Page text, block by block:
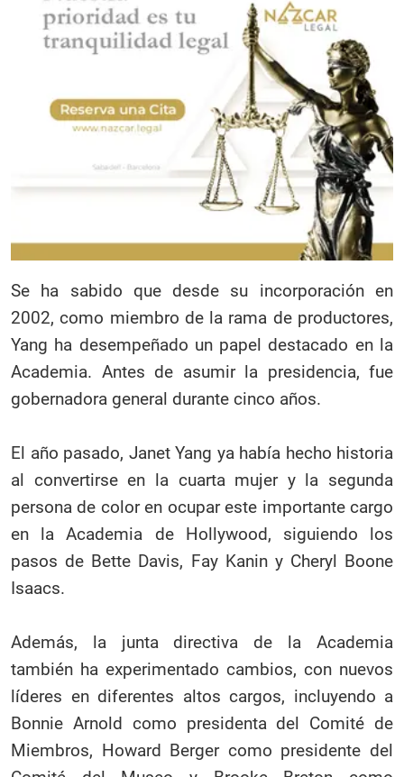
Se ha sabido que desde su incorporación en
2002, como miembro de la rama deproductores,
Yang ha desempeñado un papel destacado en la
Academia. Antes de asumir la presidencia, fue
gobernadora general durante cinco años.
El año pasado, Janet Yang ya había hecho historia
al convertirse en la cuarta mujer y la segunda
persona de color en ocupar este importante cargo
en la Academia deHollywood, siguiendo los
pasos de Bette Davis, Fay Kanin y Cheryl Boone
Isaacs.
Además, la junta directiva de la Academia
también ha experimentado cambios, con nuevos
líderes en diferentes altos cargos, incluyendo a
Bonnie Arnold como presidenta del Comité de
Miembros, Howard Berger como presidente del